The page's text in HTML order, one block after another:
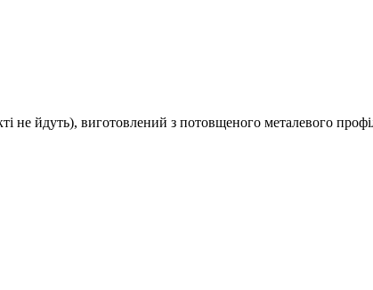
не йдуть), виготовлений з потовщеного металевого